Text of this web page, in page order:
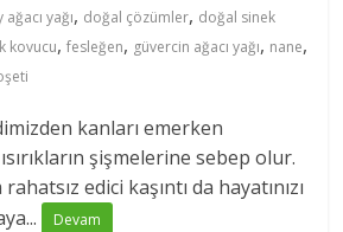
ağacı yağı, doğal çözümler, doğal sinek
kovucu,fesleğen, güvercin ağacı yağı, nane,
kanları emerken
şişmelerine sebep olur.
edici kaşıntı da hayatınızı
Devam